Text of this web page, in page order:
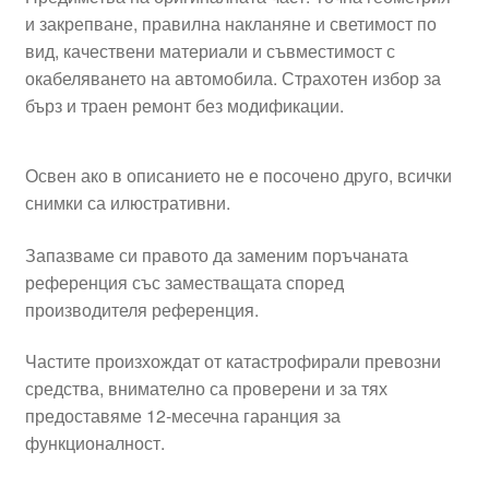
и закрепване, правилна накланяне и светимост по
вид, качествени материали и съвместимост с
окабеляването на автомобила. Страхотен избор за
бърз и траен ремонт без модификации.
Освен ако в описанието не е посочено друго, всички
снимки са илюстративни.
Запазваме си правото да заменим поръчаната
референция със заместващата според
производителя референция.
Частите произхождат от катастрофирали превозни
средства, внимателно са проверени и за тях
предоставяме 12-месечна гаранция за
функционалност.